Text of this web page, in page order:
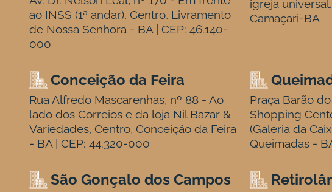
ao INSS (1ª andar), Centro, Livramento
de Nossa Senhora - BA | CEP: 46.140-
000
igreja
Camaçari-BA
Conceição da Feira
Rua Alfredo Mascarenhas, nº 88 - Ao
lado dos Correios e da loja Nil Bazar &
Variedades, Centro, Conceição da Feira
- BA | CEP: 44.320-000
Praça Barão
Shopping
(Galeria da
Queimadas -
São Gonçalo dos Campos